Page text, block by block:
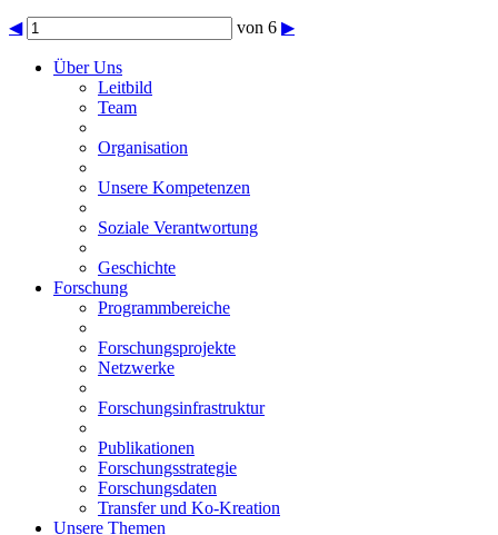
◀ von 6 ▶
Über Uns
Leitbild
Team
Organisation
Unsere Kompetenzen
Soziale Verantwortung
Geschichte
Forschung
Programmbereiche
Forschungsprojekte
Netzwerke
Forschungsinfrastruktur
Publikationen
Forschungsstrategie
Forschungsdaten
Transfer und Ko-Kreation
Unsere Themen